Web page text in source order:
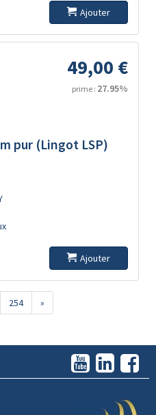
Ajouter
49,00 €
prime : 27.95%
pur (Lingot LSP)
Ajouter
254 »